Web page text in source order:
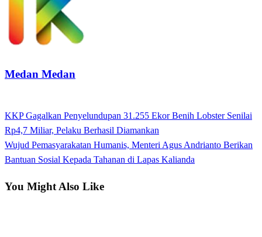
Medan Medan
Navigasi
pos
Previous
Post
KKP Gagalkan Penyelundupan 31.255 Ekor Benih Lobster Senilai
Rp4,7 Miliar, Pelaku Berhasil Diamankan
Next
Post
Wujud Pemasyarakatan Humanis, Menteri Agus Andrianto Berikan
Bantuan Sosial Kepada Tahanan di Lapas Kalianda
You Might Also Like